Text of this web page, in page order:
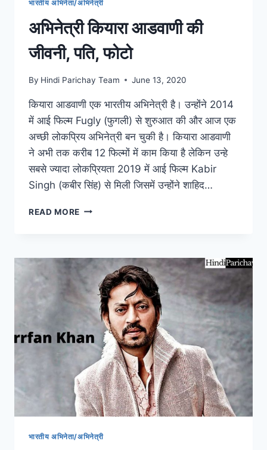
भारतीय अभिनेता/अभिनेत्री
अभिनेत्री कियारा आडवाणी की
जीवनी, पति, फोटो
By Hindi Parichay Team June 13, 2020
कियारा आडवाणी एक भारतीय अभिनेत्री है। उन्होंने 2014
में आई फिल्म Fugly (फुगली) से शुरुआत की और आज एक
अच्छी लोकप्रिय अभिनेत्री बन चुकी है। कियारा आडवाणी
ने अभी तक करीब 12 फिल्मों में काम किया है लेकिन उन्हे
सबसे ज्यादा लोकप्रियता 2019 में आई फिल्म Kabir
Singh (कबीर सिंह) से मिली जिसमें उन्होंने शाहिद…
READ MORE अभिनेत्री
जीवनी,
पति,
फोटो
भारतीय अभिनेता/अभिनेत्री